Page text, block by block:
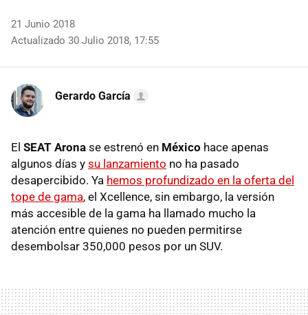
21 Junio 2018
Actualizado 30 Julio 2018, 17:55
Gerardo García
El SEAT Arona se estrenó en México hace apenas
algunos días y su lanzamiento no ha pasado
desapercibido. Ya hemos profundizado en la oferta del
tope de gama, el Xcellence, sin embargo, la versión
más accesible de la gama ha llamado mucho la
atención entre quienes no pueden permitirse
desembolsar 350,000 pesos por un SUV.